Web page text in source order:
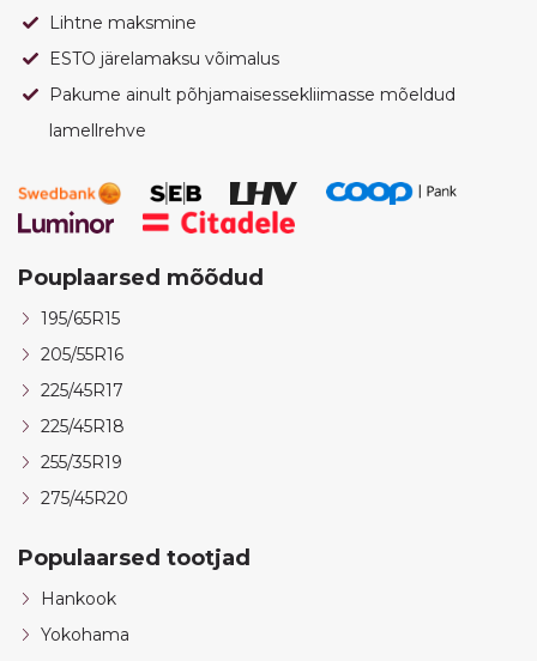
Lihtne maksmine
ESTO järelamaksu võimalus
Pakume ainult põhjamaisessekliimasse mõeldud
lamellrehve
Pouplaarsed mõõdud
195/65R15
205/55R16
225/45R17
225/45R18
255/35R19
275/45R20
Populaarsed tootjad
Hankook
Yokohama